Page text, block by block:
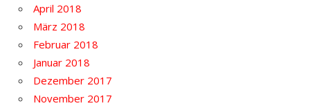
April 2018
März 2018
Februar 2018
Januar 2018
Dezember 2017
November 2017